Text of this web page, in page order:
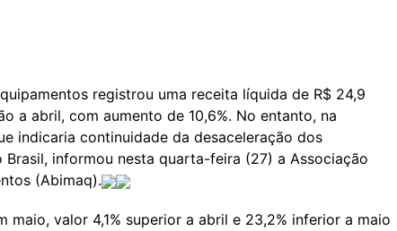
registrou uma receita líquida de R$ 24,9
a abril, com aumento de 10,6%. No entanto, na
indicaria continuidade da desaceleração dos
informou nesta quarta-feira (27) a Associação
(Abimaq).
maio, valor 4,1% superior a abril e 23,2% inferior a maio